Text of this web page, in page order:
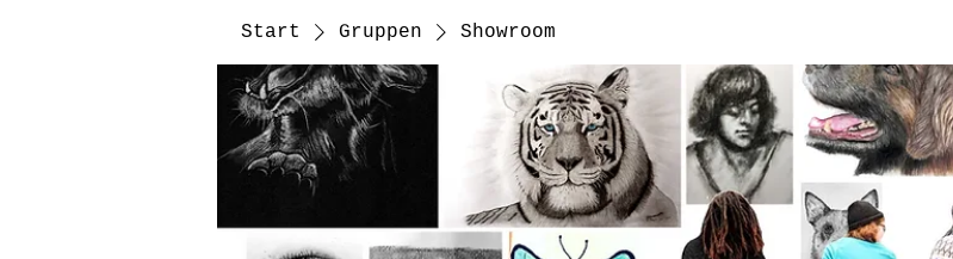
Start Gruppen Showroom